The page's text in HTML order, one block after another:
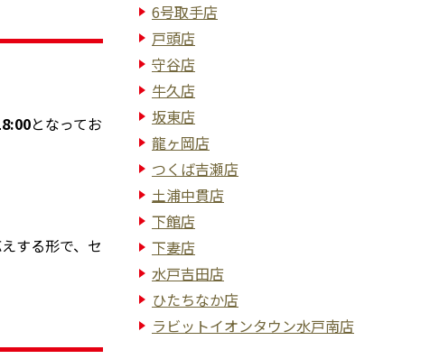
となってお
する形で、セ
6号取手店
戸頭店
守谷店
牛久店
坂東店
龍ヶ岡店
つくば吉瀬店
土浦中貫店
下館店
下妻店
水戸吉田店
ひたちなか店
ラビットイオンタウン水戸南店